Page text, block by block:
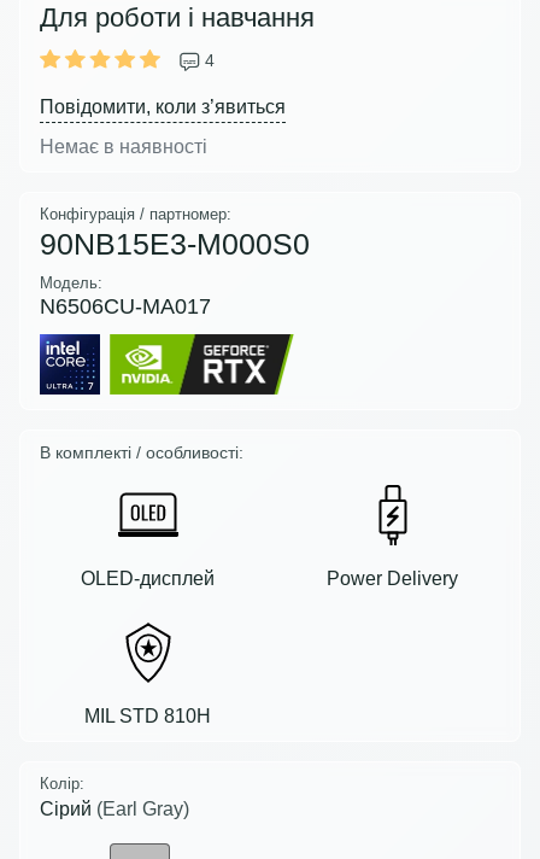
Для роботи і навчання
4
Повідомити, коли з’явиться
Немає в наявності
Конфігурація / партномер:
90NB15E3-M000S0
Модель:
N6506CU-MA017
В комплекті / особливості:
OLED-дисплей Power Delivery
MIL STD 810H
Колір:
Сірий (Earl Gray)